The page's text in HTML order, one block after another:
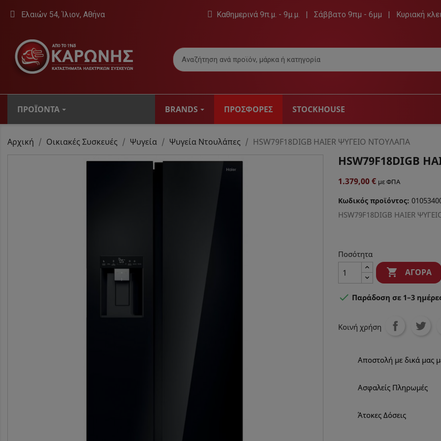
Ελαιών 54, Ίλιον, Αθήνα Καθημερινά 9π.μ. - 9μ.μ. | Σάββατο 9πμ - 6μμ | Κυριακή
ΠΡΟΪΌΝΤΑ
ΤΗΛΕΟΡΆΣΕΙΣ & ΑΞΕΣΟΥΆΡ
Βάσεις Τηλεόρασης
ΉΧΟΣ
Hi-Fi & Ραδιόφωνα
Πηγές Αυτοκινήτου
Φορητά CD player
Dvd
BRANDS ΠΡΟΣΦΟΡΕΣ STOCKHOUSE
Αρχική Οικιακές Συσκευές Ψυγεία Ψυγεία Ντουλάπες HSW79F18DIGB HAIER ΨΥΓΕΙΟ ΝΤΟΥΛΑΠΑ
HSW79F18DIGB
1.379,00 € με ΦΠΑ
Κωδικός προϊόντος:
HSW79F18DIGB HAIER
Ποσότητα
 ΑΓΟΡΆ
 Παράδοση σε 1–3
Κοινή χρήση
Αποστολή με δικά μας
Ασφαλείς Πληρωμές
Άτοκες Δόσεις